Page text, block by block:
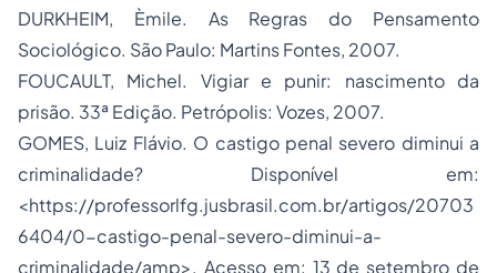
DURKHEIM, Èmile. As Regras do Pensamento
Sociológico. São Paulo: Martins Fontes, 2007.
FOUCAULT, Michel. Vigiar e punir: nascimento da
prisão. 33ª Edição. Petrópolis: Vozes, 2007.
GOMES, Luiz Flávio. O castigo penal severo diminui a
criminalidade? Disponível em:
<https://professorlfg.jusbrasil.com.br/artigos/20703
6404/0-castigo-penal-severo-diminui-a-
criminalidade/amp>. Acesso em: 13 de setembro de